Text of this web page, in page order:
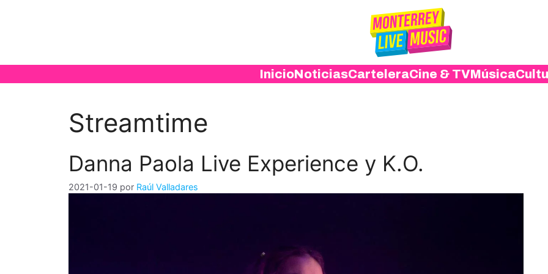
InicioNoticiasCarteleraCine & TVMúsica
Streamtime
Danna Paola Live Experience y K.O.
2021-01-19 por Raúl Valladares